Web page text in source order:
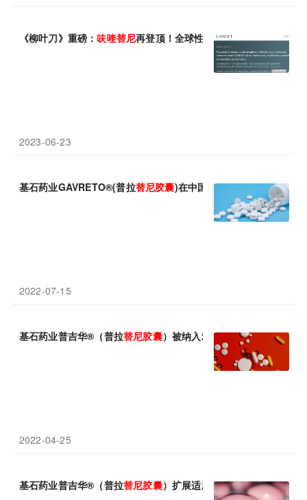
《柳叶刀》重磅： 呋喹替尼再登顶！全球性关键研究FRESCO-2结
2023-06-23
基石药业GAVRETO®(普拉替尼胶囊)在中国香港获批 用于治疗
2022-07-15
基石药业普吉华®（普拉替尼胶囊）被纳入2022年《中国肿瘤整
2022-04-25
基石药业普吉华®（普拉替尼胶囊）扩展适应症获批，中国甲状腺